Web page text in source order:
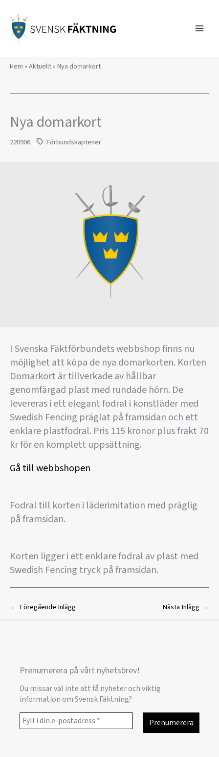
innehåll
Hem » Aktuellt» Nya domarkort
Nya domarkort
220906 Förbundskaptener
I Svenska Fäktförbundets webbshop finns nu
möjlighet att köpa de nya domarkorten. Korten
Domarkort är tillverkade av hållbar
genomfärgad plast med rundade hörn. De
levereras i ett elegant fodral i konstläder med
Swedish Fencing präglat på framsidan och ett
enklare plastfodral. Pris 115 kronor plus frakt 70
kr för en komplett uppsättning.
Gå till webbshopen
Fodral till korten i läderimitation med präglig
på framsidan.
Korten ligger i ett enklare fodral av plast med
Swedish Fencing tryck på framsidan.
← Föregående Inlägg Nästa Inlägg →
Prenumerera på vårt nyhetsbrev!
Du missar väl inte att få nyheter och viktig
information om Svensk Fäktning?